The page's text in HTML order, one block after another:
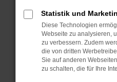
Betriebssystem auf
sind.
Veraltete Software
Sicherheitsrisiko,
führen, dass
unterstützt werden.
Statistik und
Diese Technologien
Webseite zu analysieren,
zu verbessern. Zudem
die von dritten
Sie auf anderen
zu schalten, die für Ihre